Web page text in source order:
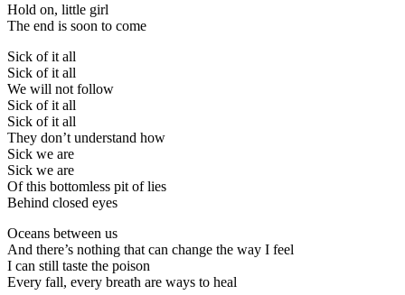
Hold on, little girl
The end is soon to come
Sick of it all
Sick of it all
We will not follow
Sick of it all
Sick of it all
They don’t understand how
Sick we are
Sick we are
Of this bottomless pit of lies
Behind closed eyes
Oceans between us
And there’s nothing that can change the way I feel
I can still taste the poison
Every fall, every breath are ways to heal